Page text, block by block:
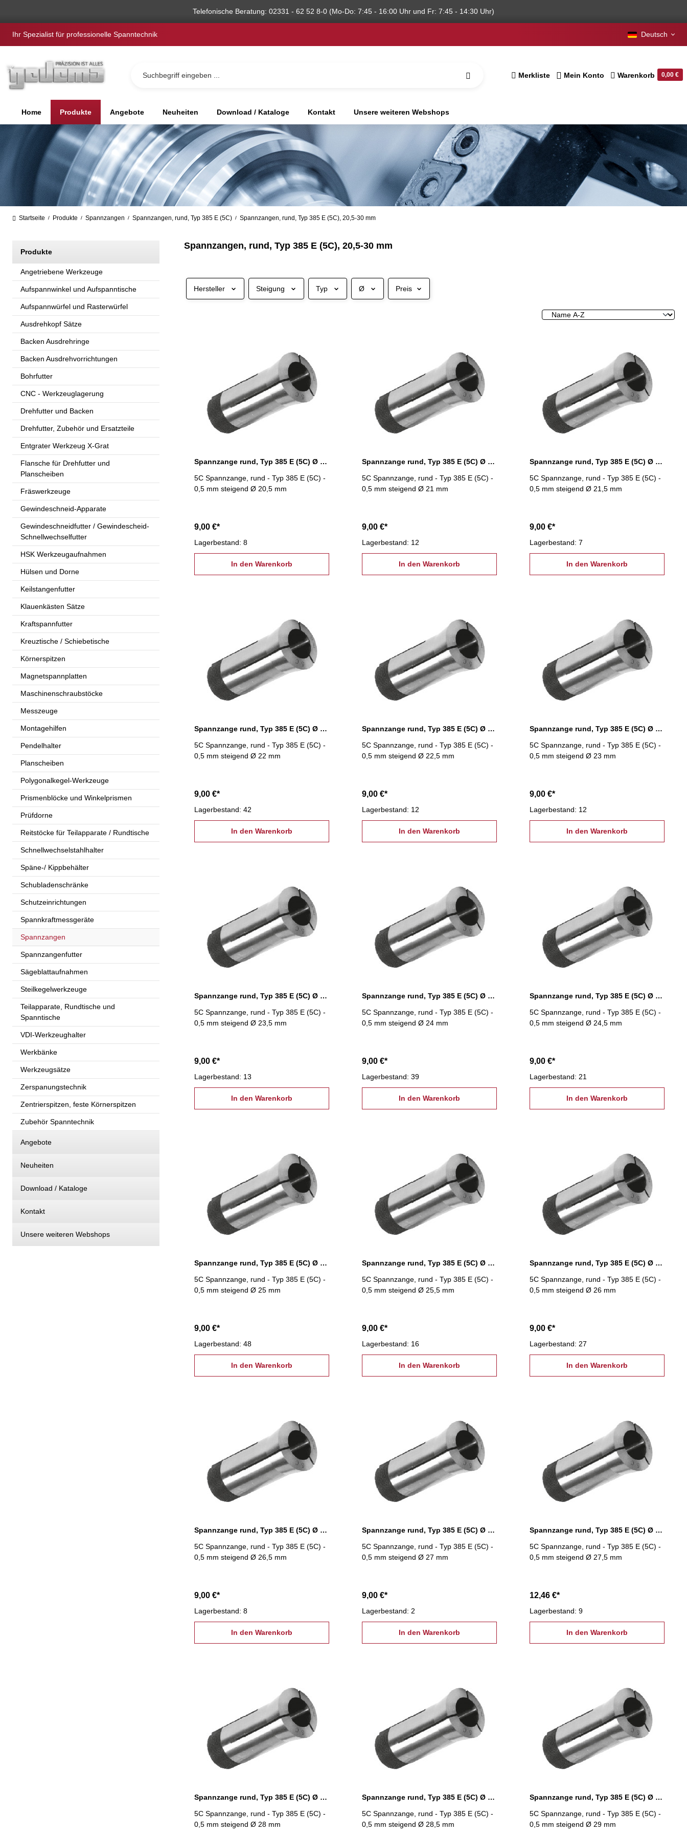
Telefonische Beratung: 02331 - 62 52 8-0 (Mo-Do: 7:45 - 16:00 Uhr und Fr: 7:45 - 14:30 Uhr)
Ihr Spezialist für professionelle Spanntechnik Deutsch
Merkliste Mein Konto Warenkorb 0,00 €
Home Produkte Angebote Neuheiten Download / Kataloge Kontakt Unsere weiteren Webshops
Startseite / Produkte / Spannzangen / Spannzangen, rund, Typ 385 E (5C) / Spannzangen, rund, Typ 385 E (5C), 20,5-30 mm
Produkte
Angetriebene Werkzeuge
Aufspannwinkel und Aufspanntische
Aufspannwürfel und Rasterwürfel
Ausdrehkopf Sätze
Backen Ausdrehringe
Backen Ausdrehvorrichtungen
Bohrfutter
CNC - Werkzeuglagerung
Drehfutter und Backen
Drehfutter, Zubehör und Ersatzteile
Entgrater Werkzeug X-Grat
Flansche für Drehfutter und
Planscheiben
Fräswerkzeuge
Gewindeschneid-Apparate
Gewindeschneidfutter / Gewindescheid-
Schnellwechselfutter
HSK Werkzeugaufnahmen
Hülsen und Dorne
Keilstangenfutter
Klauenkästen Sätze
Kraftspannfutter
Kreuztische / Schiebetische
Körnerspitzen
Magnetspannplatten
Maschinenschraubstöcke
Messzeuge
Montagehilfen
Pendelhalter
Planscheiben
Polygonalkegel-Werkzeuge
Prismenblöcke und Winkelprismen
Prüfdorne
Reitstöcke für Teilapparate / Rundtische
Schnellwechselstahlhalter
Späne-/ Kippbehälter
Schubladenschränke
Schutzeinrichtungen
Spannkraftmessgeräte
Spannzangen
Spannzangenfutter
Sägeblattaufnahmen
Steilkegelwerkzeuge
Teilapparate, Rundtische und
Spanntische
VDI-Werkzeughalter
Werkbänke
Werkzeugsätze
Zerspanungstechnik
Zentrierspitzen, feste Körnerspitzen
Zubehör Spanntechnik
Angebote
Neuheiten
Download / Kataloge
Kontakt
Unsere weiteren Webshops
Spannzangen, rund, Typ 385 E (5C), 20,5-30 mm
Hersteller Steigung Typ Ø Preis
Spannzange rund, Typ 385 E (5C) Ø 20,5 mm
5C Spannzange, rund - Typ 385 E (5C) -
0,5 mm steigend Ø 20,5 mm
9,00 €*
Lagerbestand: 8
In den Warenkorb
Spannzange rund, Typ 385 E (5C) Ø 21,0 mm
5C Spannzange, rund - Typ 385 E (5C) -
0,5 mm steigend Ø 21 mm
9,00 €*
Lagerbestand: 12
In den Warenkorb
Spannzange rund, Typ 385 E (5C) Ø 21,5 mm
5C Spannzange, rund - Typ 385 E (5C) -
0,5 mm steigend Ø 21,5 mm
9,00 €*
Lagerbestand: 7
In den Warenkorb
Spannzange rund, Typ 385 E (5C) Ø 22,0 mm
5C Spannzange, rund - Typ 385 E (5C) -
0,5 mm steigend Ø 22 mm
9,00 €*
Lagerbestand: 42
In den Warenkorb
Spannzange rund, Typ 385 E (5C) Ø 22,5 mm
5C Spannzange, rund - Typ 385 E (5C) -
0,5 mm steigend Ø 22,5 mm
9,00 €*
Lagerbestand: 12
In den Warenkorb
Spannzange rund, Typ 385 E (5C) Ø 23,0 mm
5C Spannzange, rund - Typ 385 E (5C) -
0,5 mm steigend Ø 23 mm
9,00 €*
Lagerbestand: 12
In den Warenkorb
Spannzange rund, Typ 385 E (5C) Ø 23,5 mm
5C Spannzange, rund - Typ 385 E (5C) -
0,5 mm steigend Ø 23,5 mm
9,00 €*
Lagerbestand: 13
In den Warenkorb
Spannzange rund, Typ 385 E (5C) Ø 24,0 mm
5C Spannzange, rund - Typ 385 E (5C) -
0,5 mm steigend Ø 24 mm
9,00 €*
Lagerbestand: 39
In den Warenkorb
Spannzange rund, Typ 385 E (5C) Ø 24,5 mm
5C Spannzange, rund - Typ 385 E (5C) -
0,5 mm steigend Ø 24,5 mm
9,00 €*
Lagerbestand: 21
In den Warenkorb
Spannzange rund, Typ 385 E (5C) Ø 25,0 mm
5C Spannzange, rund - Typ 385 E (5C) -
0,5 mm steigend Ø 25 mm
9,00 €*
Lagerbestand: 48
In den Warenkorb
Spannzange rund, Typ 385 E (5C) Ø 25,5 mm
5C Spannzange, rund - Typ 385 E (5C) -
0,5 mm steigend Ø 25,5 mm
9,00 €*
Lagerbestand: 16
In den Warenkorb
Spannzange rund, Typ 385 E (5C) Ø 26,0 mm
5C Spannzange, rund - Typ 385 E (5C) -
0,5 mm steigend Ø 26 mm
9,00 €*
Lagerbestand: 27
In den Warenkorb
Spannzange rund, Typ 385 E (5C) Ø 26,5 mm
5C Spannzange, rund - Typ 385 E (5C) -
0,5 mm steigend Ø 26,5 mm
9,00 €*
Lagerbestand: 8
In den Warenkorb
Spannzange rund, Typ 385 E (5C) Ø 27,0 mm
5C Spannzange, rund - Typ 385 E (5C) -
0,5 mm steigend Ø 27 mm
9,00 €*
Lagerbestand: 2
In den Warenkorb
Spannzange rund, Typ 385 E (5C) Ø 27,5 mm
5C Spannzange, rund - Typ 385 E (5C) -
0,5 mm steigend Ø 27,5 mm
12,46 €*
Lagerbestand: 9
In den Warenkorb
Spannzange rund, Typ 385 E (5C) Ø 28,0 mm
5C Spannzange, rund - Typ 385 E (5C) -
0,5 mm steigend Ø 28 mm
Spannzange rund, Typ 385 E (5C) Ø 28,5 mm
5C Spannzange, rund - Typ 385 E (5C) -
0,5 mm steigend Ø 28,5 mm
Spannzange rund, Typ 385 E (5C) Ø 29,0 mm
5C Spannzange, rund - Typ 385 E (5C) -
0,5 mm steigend Ø 29 mm